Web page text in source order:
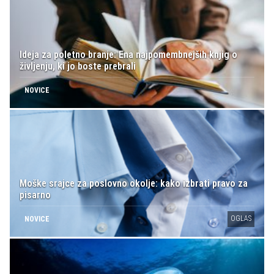
Ideja za poletno branje: Ena najpomembnejših knjig o
življenju, ki jo boste prebrali
NOVICE
Moške srajce za poslovno okolje: kako izbrati pravo za
pisarno
NOVICE OGLAS